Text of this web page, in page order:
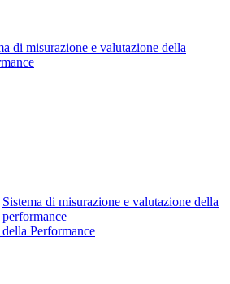
di misurazione e valutazione della
Sistema di misurazione e valutazione della
performance
Performance